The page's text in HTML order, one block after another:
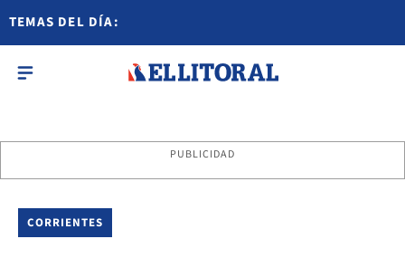
TEMAS DEL DÍA:
PUBLICIDAD
CORRIENTES